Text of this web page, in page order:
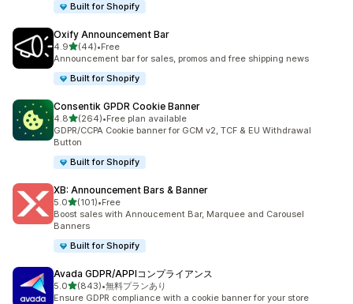
Built for Shopify
Oxify Announcement Bar
4.95つ星中
(44)
合計レビュー数：44件
•Free
Announcement bar for sales, promos and free shipping news
Built for Shopify
Consentik GPDR Cookie Banner
4.85つ星中
(264)
合計レビュー数：264件
•Free plan available
GDPR/CCPA Cookie banner for GCM v2, TCF & EU Withdrawal
Button
Built for Shopify
XB: Announcement Bars & Banner
5.05つ星中
(101)
合計レビュー数：101件
•Free
Boost sales with Annoucement Bar, Marquee and Carousel
Banners
Built for Shopify
Avada GDPR/APPIコンプライアンス
5.05つ星中
(843)
合計レビュー数：843件
•無料プランあり
Ensure GDPR compliance with a cookie banner for your store